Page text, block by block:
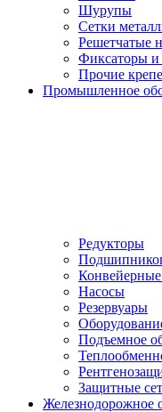
Шурупы
Сетки
Решетчатые
Фиксаторы и
Прочие
Промышленное
Редукторы
Насосы
Резервуары
Подъемное
Защитные
Железнодорожное